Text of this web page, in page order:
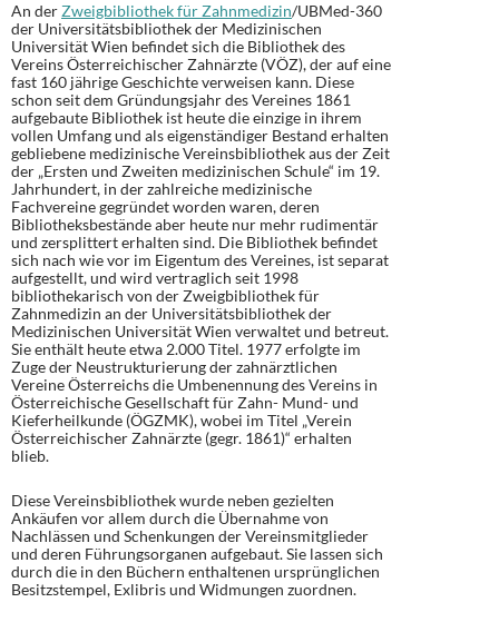
An derZweigbibliothek für Zahnmedizin/UBMed-360
der Universitätsbibliothek der Medizinischen
Universität Wien befindet sich die Bibliothek des
Vereins Österreichischer Zahnärzte (VÖZ), der auf eine
fast 160 jährige Geschichte verweisen kann. Diese
schon seit dem Gründungsjahr des Vereines 1861
aufgebaute Bibliothek ist heute die einzige in ihrem
vollen Umfang und als eigenständiger Bestand erhalten
gebliebene medizinische Vereinsbibliothek aus der Zeit
der „Ersten und Zweiten medizinischen Schule“ im 19.
Jahrhundert, in der zahlreiche medizinische
Fachvereine gegründet worden waren, deren
Bibliotheksbestände aber heute nur mehr rudimentär
und zersplittert erhalten sind. Die Bibliothek befindet
sich nach wie vor im Eigentum des Vereines, ist separat
aufgestellt, und wird vertraglich seit 1998
bibliothekarisch von der Zweigbibliothek für
Zahnmedizin an der Universitätsbibliothek der
Medizinischen Universität Wien verwaltet und betreut.
Sie enthält heute etwa 2.000 Titel. 1977 erfolgte im
Zuge der Neustrukturierung der zahnärztlichen
Vereine Österreichs die Umbenennung des Vereins in
Österreichische Gesellschaft für Zahn- Mund- und
Kieferheilkunde (ÖGZMK), wobei im Titel „Verein
Österreichischer Zahnärzte (gegr. 1861)“ erhalten
blieb.
Diese Vereinsbibliothek wurde neben gezielten
Ankäufen vor allem durch die Übernahme von
Nachlässen und Schenkungen der Vereinsmitglieder
und deren Führungsorganen aufgebaut. Sie lassen sich
durch die in den Büchern enthaltenen ursprünglichen
Besitzstempel, Exlibris und Widmungen zuordnen.